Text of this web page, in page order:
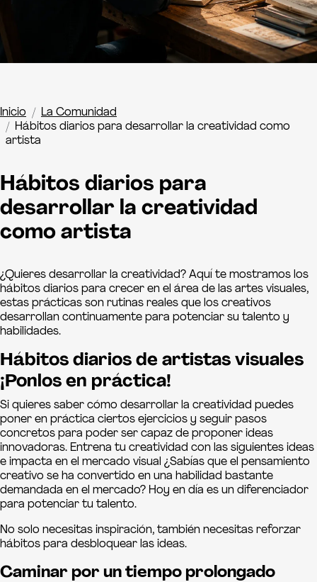
Inicio
La Comunidad
Hábitos diarios para desarrollar la creatividad como
artista
Hábitos diarios para
desarrollar la creatividad
como artista
¿Quieres desarrollar la creatividad? Aquí te mostramos los
hábitos diarios para crecer en el área de las artes visuales,
estas prácticas son rutinas reales que los creativos
desarrollan continuamente para potenciar su talento y
habilidades.
Hábitos diarios de artistas visuales
¡Ponlos en práctica!
Si quieres saber cómo desarrollar la creatividad puedes
poner en práctica ciertos ejercicios y seguir pasos
concretos para poder ser capaz de proponer ideas
innovadoras. Entrena tu creatividad con las siguientes ideas
e impacta en el mercado visual ¿Sabías que el pensamiento
creativo se ha convertido en una habilidad bastante
demandada en el mercado? Hoy en día es un diferenciador
para potenciar tu talento.
No solo necesitas inspiración, también necesitas reforzar
hábitos para desbloquear las ideas.
Caminar por un tiempo prolongado